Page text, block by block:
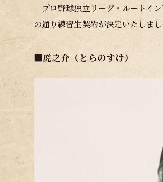
プロ野球独立リーグ・ルートイ
の通り練習生契約が決定いたしま
■虎之介 （とらのすけ）